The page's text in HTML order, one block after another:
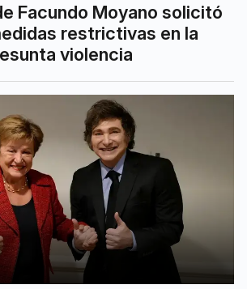
Facundo Moyano solicitó
restrictivas en la
violencia